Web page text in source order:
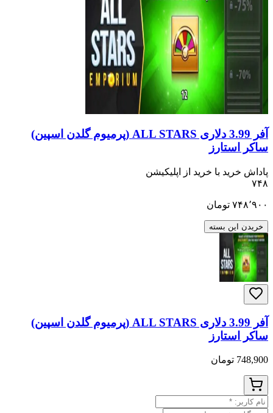
آفر 3.99 دلاری ALL STARS (پرمیوم گلدن اسپین)
ساکر استارز
پاداش خرید با خرید از اپلیکیشن
۷۴۸
۷۴۸٬۹۰۰ تومان
خریدن این بسته
آفر 3.99 دلاری ALL STARS (پرمیوم گلدن اسپین)
ساکر استارز
748,900 تومان